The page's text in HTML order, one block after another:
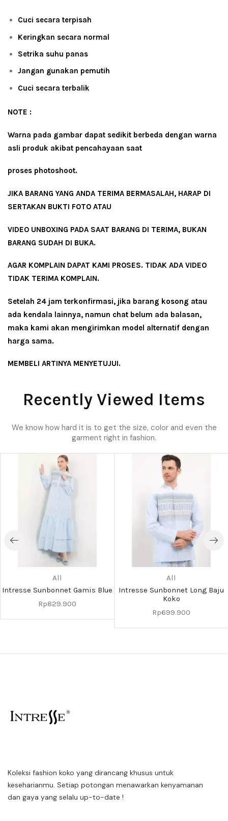
Cuci secara terpisah
Keringkan secara normal
Setrika suhu panas
Jangan gunakan pemutih
Cuci secara terbalik
NOTE :
Warna pada gambar dapat sedikit berbeda dengan warna
asli produk akibat pencahayaan saat
proses photoshoot.
JIKA BARANG YANG ANDA TERIMA BERMASALAH, HARAP DI
SERTAKAN BUKTI FOTO ATAU
VIDEO UNBOXING PADA SAAT BARANG DI TERIMA, BUKAN
BARANG SUDAH DI BUKA.
AGAR KOMPLAIN DAPAT KAMI PROSES. TIDAK ADA VIDEO
TIDAK TERIMA KOMPLAIN.
Setelah 24 jam terkonfirmasi, jika barang kosong atau
ada kendala lainnya, namun chat belum ada balasan,
maka kami akan mengirimkan model alternatif dengan
harga sama.
MEMBELI ARTINYA MENYETUJUI.
Recently Viewed Items
We know how hard it is to get the size, color and even the
garment right in fashion.
All
Intresse Sunbonnet Gamis Blue
Rp829.900
All
Intresse Sunbonnet Long Baju
Koko
Rp699.900
Koleksi fashion koko yang dirancang khusus untuk
keseharianmu. Setiap potongan menawarkan kenyamanan
dan gaya yang selalu up-to-date !